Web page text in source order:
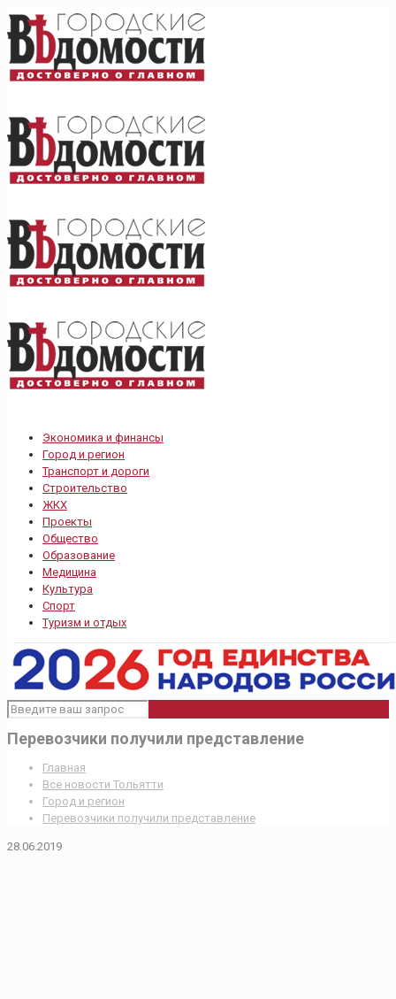
Экономика и финансы
Город и регион
Транспорт и дороги
Строительство
ЖКХ
Проекты
Общество
Образование
Медицина
Культура
Спорт
Туризм и отдых
Перевозчики получили представление
Главная
Все новости Тольятти
Город и регион
Перевозчики получили представление
28.06.2019